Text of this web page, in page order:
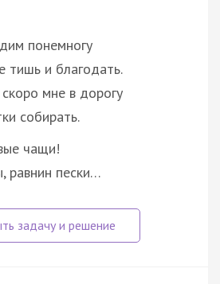
понемногу
тишь и благодать.
мне в дорогу
собирать.
чащи!
равнин пески…